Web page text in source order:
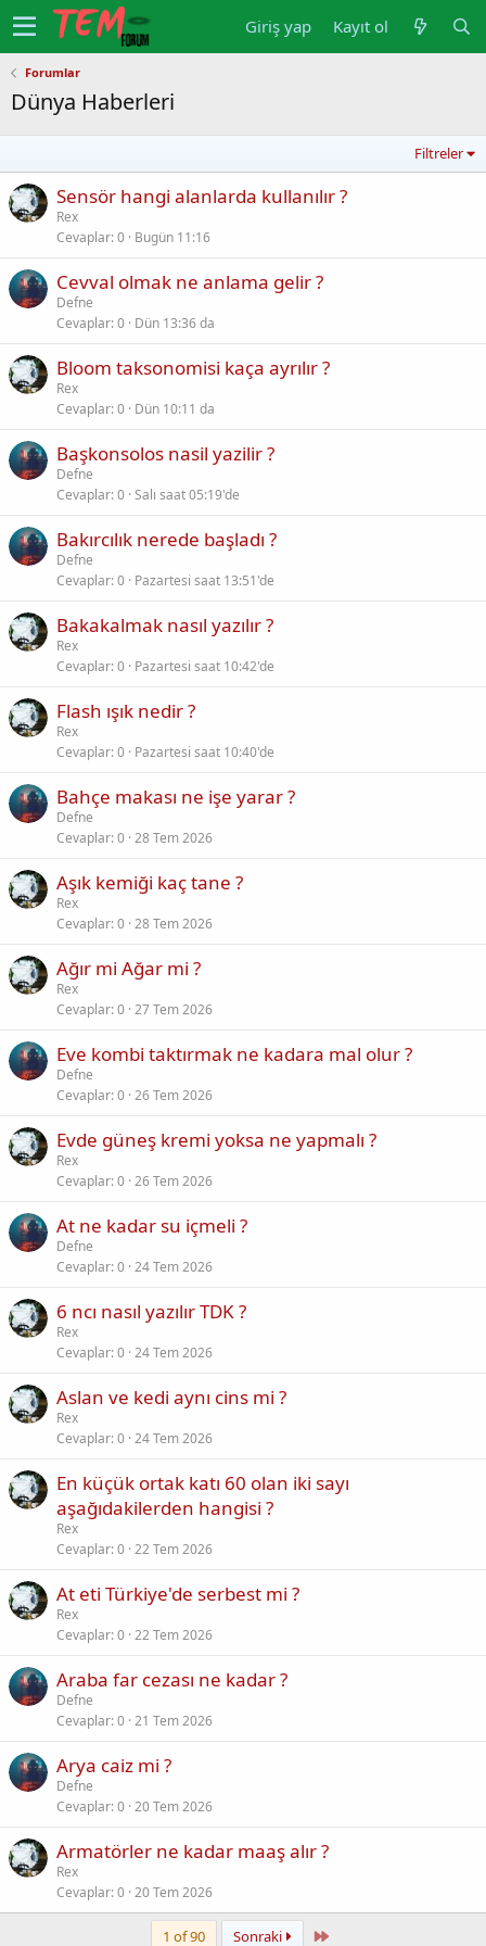
Giriş yap Kayıt ol
Forumlar
Dünya Haberleri
Filtreler
Sensör hangi alanlarda kullanılır ?
Rex
Cevaplar 0 Bugün 11:16
Cevval olmak ne anlama gelir ?
Defne
Cevaplar 0 Dün 13:36 da
Bloom taksonomisi kaça ayrılır ?
Rex
Cevaplar 0 Dün 10:11 da
Başkonsolos nasil yazilir ?
Defne
Cevaplar 0 Salı saat 05:19'de
Bakırcılık nerede başladı ?
Defne
Cevaplar 0 Pazartesi saat 13:51'de
Bakakalmak nasıl yazılır ?
Rex
Cevaplar 0 Pazartesi saat 10:42'de
Flash ışık nedir ?
Rex
Cevaplar 0 Pazartesi saat 10:40'de
Bahçe makası ne işe yarar ?
Defne
Cevaplar 0 28 Tem 2026
Aşık kemiği kaç tane ?
Rex
Cevaplar 0 28 Tem 2026
Ağır mi Ağar mi ?
Rex
Cevaplar 0 27 Tem 2026
Eve kombi taktırmak ne kadara mal olur ?
Defne
Cevaplar 0 26 Tem 2026
Evde güneş kremi yoksa ne yapmalı ?
Rex
Cevaplar 0 26 Tem 2026
At ne kadar su içmeli ?
Defne
Cevaplar 0 24 Tem 2026
6 ncı nasıl yazılır TDK ?
Rex
Cevaplar 0 24 Tem 2026
Aslan ve kedi aynı cins mi ?
Rex
Cevaplar 0 24 Tem 2026
En küçük ortak katı 60 olan iki sayı
aşağıdakilerden hangisi ?
Rex
Cevaplar 0 22 Tem 2026
At eti Türkiye'de serbest mi ?
Rex
Cevaplar 0 22 Tem 2026
Araba far cezası ne kadar ?
Defne
Cevaplar 0 21 Tem 2026
Arya caiz mi ?
Defne
Cevaplar 0 20 Tem 2026
Armatörler ne kadar maaş alır ?
Rex
Cevaplar 0 20 Tem 2026
1 of 90 Sonraki Last